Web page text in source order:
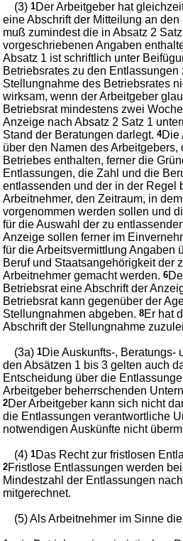
(3)1Der Arbeitgeber hat
eine Abschrift der Mitteilung an
muß zumindest die in Absatz 2
vorgeschriebenen Angaben
Absatz 1 ist schriftlich unter
Betriebsrates zu den
Stellungnahme des Betriebsrates
wirksam, wenn der Arbeitgeber
Betriebsrat mindestens zwei
Anzeige nach Absatz 2 Satz 1
Stand der Beratungen darlegt.4Die
über den Namen des Arbeitgebers,
Betriebes enthalten, ferner die
Entlassungen, die Zahl und die
entlassenden und der in der Regel
Arbeitnehmer, den Zeitraum, in
vorgenommen werden sollen und
für die Auswahl der zu
Anzeige sollen ferner im
für die Arbeitsvermittlung Angaben
Beruf und Staatsangehörigkeit der
Arbeitnehmer gemacht werden.6
Betriebsrat eine Abschrift der
Betriebsrat kann gegenüber der
Stellungnahmen abgeben.8Er hat
Abschrift der Stellungnahme
(3a)1Die Auskunfts-, Beratungs-
den Absätzen 1 bis 3 gelten auch
Entscheidung über die
Arbeitgeber beherrschenden
2Der Arbeitgeber kann sich nicht
die Entlassungen verantwortliche
notwendigen Auskünfte nicht
(4)1Das Recht zur fristlosen
2Fristlose Entlassungen werden
Mindestzahl der Entlassungen
mitgerechnet.
(5) Als Arbeitnehmer im Sinne